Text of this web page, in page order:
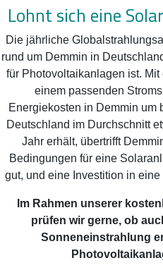
Lohnt sich eine
Die jährliche
rund um Demmin in
für Photovoltaikanlagen ist.
einem passenden
Energiekosten in Demmin um
Deutschland im Durchschnitt
Jahr erhält, übertrifft
Bedingungen für eine
gut, und eine Investition in
Im Rahmen unserer
prüfen wir gerne, ob
Sonneneinstrahlung